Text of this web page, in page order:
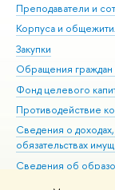
Преподаватели и
Корпуса и
Закупки
Обращения
Фонд целевого
Противодействие
Сведения о
обязательствах
Сведения об
Людям с